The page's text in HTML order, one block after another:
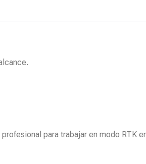
para trabajar en modo RTK